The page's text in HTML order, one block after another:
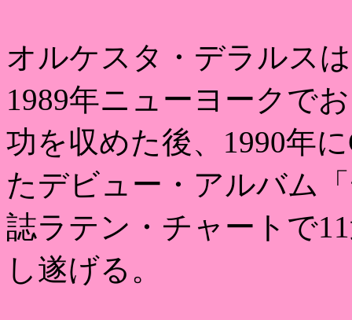
オルケスタ・デラルスは
1989年ニューヨークで
功を収めた後、1990年
たデビュー・アルバム
誌ラテン・チャートで
し遂げる。